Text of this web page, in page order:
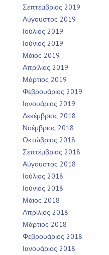
Σεπτέμβριος 2019
Αύγουστος 2019
Ιούλιος 2019
Ιούνιος 2019
Μάιος 2019
Απρίλιος 2019
Μάρτιος 2019
Φεβρουάριος 2019
Ιανουάριος 2019
Δεκέμβριος 2018
Νοέμβριος 2018
Οκτώβριος 2018
Σεπτέμβριος 2018
Αύγουστος 2018
Ιούλιος 2018
Ιούνιος 2018
Μάιος 2018
Απρίλιος 2018
Μάρτιος 2018
Φεβρουάριος 2018
Ιανουάριος 2018